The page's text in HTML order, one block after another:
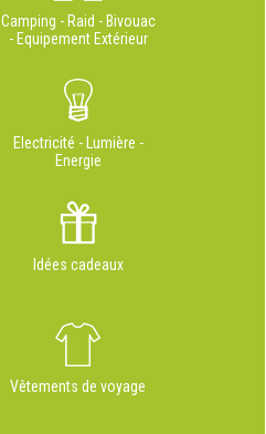
Camping - Raid - Bivouac
- Equipement Extérieur
Electricité - Lumière -
Energie
Idées cadeaux
Vêtements de voyage